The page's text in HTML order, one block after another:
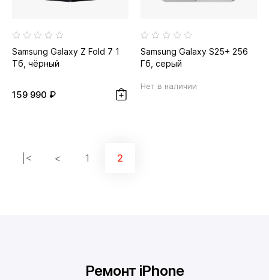
Samsung Galaxy Z Fold 7 1
Тб, чёрный
159 990 ₽
Samsung Galaxy S25+ 256
Гб, серый
Нет в наличии
|< < 1 2
Ремонт iPhone